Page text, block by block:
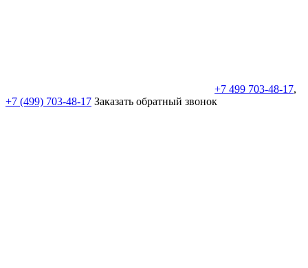
+7 499 703-48-17,
+7 (499) 703-48-17 Заказать обратный звонок